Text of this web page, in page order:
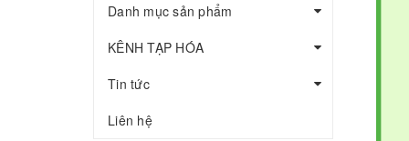
Danh mục sản phẩm
KÊNH TẠP HÓA
Tin tức
Liên hệ